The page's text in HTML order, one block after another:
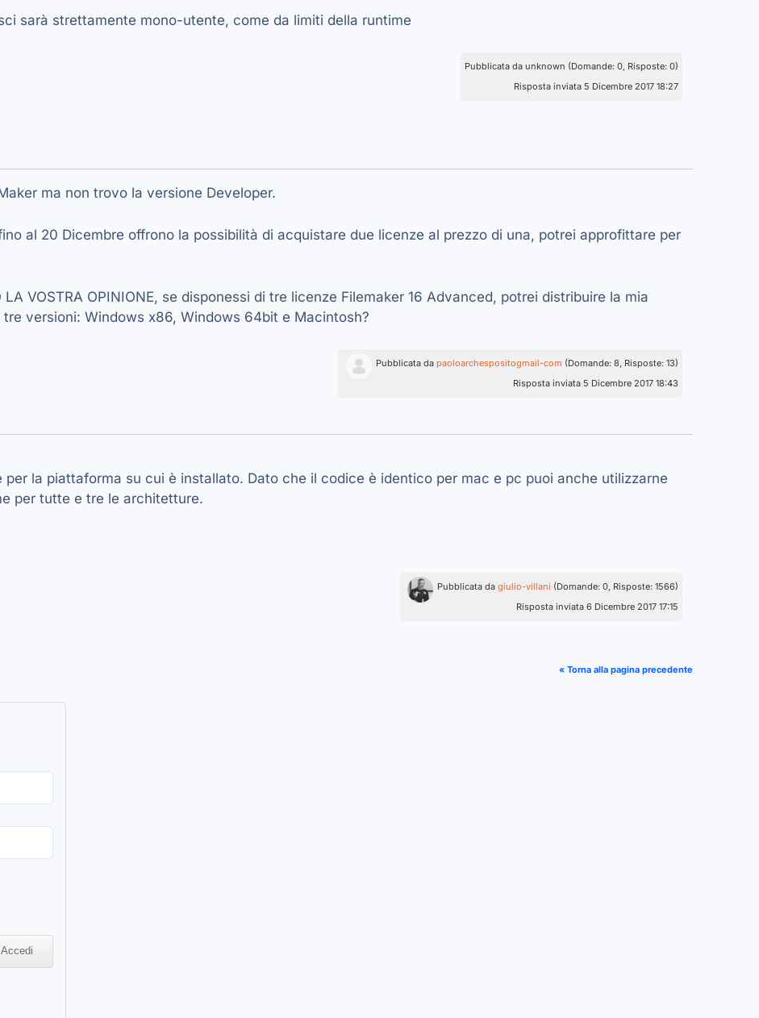
sarà strettamente mono-utente, come da limiti della runtime
Pubblicata da unknown (Domande: 0, Risposte: 0)
Risposta inviata 5 Dicembre 2017 18:27
ma non trovo la versione Developer.
al 20 Dicembre offrono la possibilità di acquistare due licenze al prezzo di una, potrei approfittare per
LA VOSTRA OPINIONE, se disponessi di tre licenze Filemaker 16 Advanced, potrei distribuire la mia
tre versioni: Windows x86, Windows 64bit e Macintosh?
Pubblicata da paoloarchespositogmail-com (Domande: 8, Risposte: 13)
Risposta inviata 5 Dicembre 2017 18:43
per la piattaforma su cui è installato. Dato che il codice è identico per mac e pc puoi anche utilizzarne
per tutte e tre le architetture.
Pubblicata da giulio-villani (Domande: 0, Risposte: 1566)
Risposta inviata 6 Dicembre 2017 17:15
« Torna alla pagina precedente